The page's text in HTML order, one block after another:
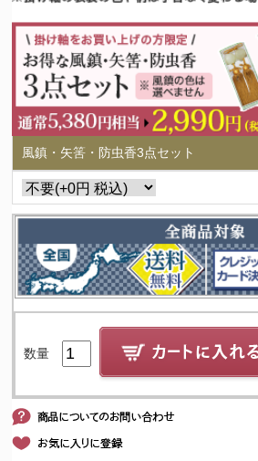
風鎮・矢筈・防虫香3点セット
数量